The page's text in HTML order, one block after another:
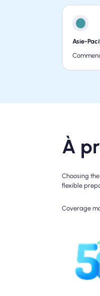
Asie-
À
Choosing
flexible
Coverage
4G.